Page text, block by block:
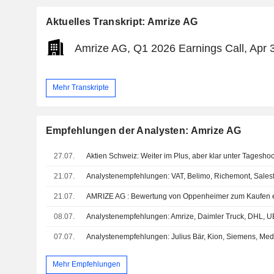
Aktuelles Transkript: Amrize AG
Amrize AG, Q1 2026 Earnings Call, Apr
Mehr Transkripte
Empfehlungen der Analysten: Amrize AG
27.07. Aktien Schweiz: Weiter im Plus, aber klar unter
21.07.
21.07. AMRIZE AG : Bewertung von Oppenheimer zum Kaufen
08.07.
07.07.
Mehr Empfehlungen